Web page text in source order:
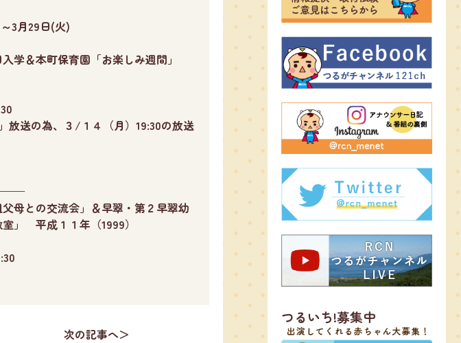
3月29日(火)
学＆本町保育園「お楽しみ週間」
放送の為、３ /１４（月）19:30の放送
母との交流会」＆早翠・第２早翠幼
」 平成１１年（1999）
次の記事へ＞
つるいち!募集中